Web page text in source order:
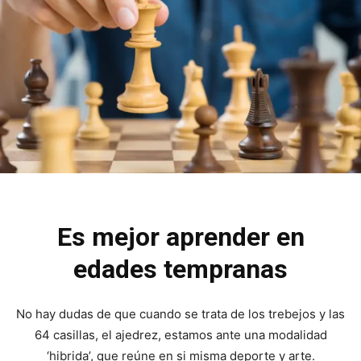
Es mejor aprender en
edades tempranas
No hay dudas de que cuando se trata de los trebejos y las
64 casillas, el ajedrez, estamos ante una modalidad
‘hibrida’, que reúne en si misma deporte y arte.